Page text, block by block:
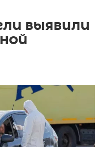
выявили